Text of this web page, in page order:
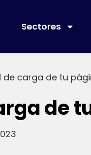
Sectores
carga de tu
de